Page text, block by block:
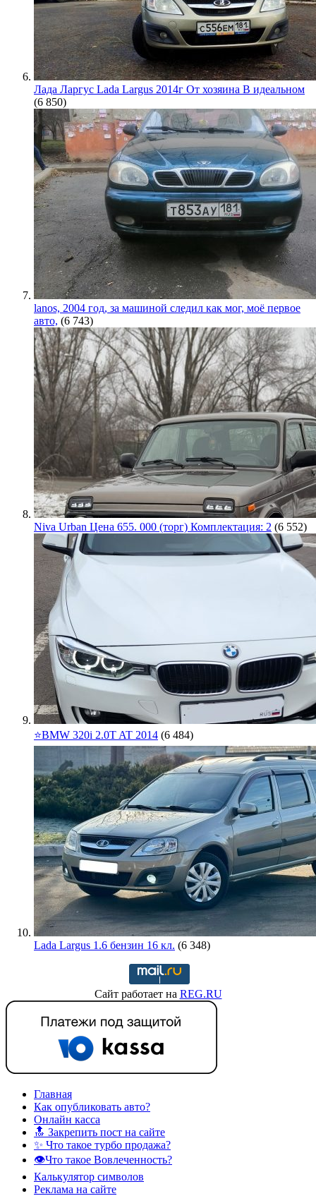
Лада Ларгус Lada Largus 2014г От хозяина В идеальном
(6 850)
lanos, 2004 год, за машиной следил как мог, моё первое
авто, (6 743)
Niva Urban Цена 655. 000 (торг) Комплектация: 2 (6 552)
⭐️BMW 320i 2.0T AT 2014 (6 484)
Lada Largus 1.6 бензин 16 кл. (6 348)
Сайт работает на REG.RU
Главная
Как опубликовать авто?
Онлайн касса
🔝 Закрепить пост на сайте
✨ Что такое турбо продажа?
👁️Что такое Вовлеченность?
Калькулятор символов
Реклама на сайте